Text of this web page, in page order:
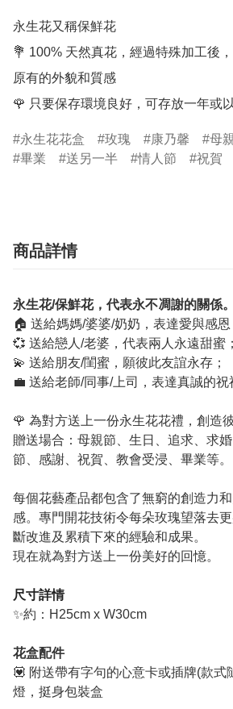
永生花又稱保鮮花
💐 100% 天然真花，經過特殊加工後
原有的外貌和質感
🌹 只要保存環境良好，可存放一年或
永生花花盒 玫瑰 康乃馨 母
畢業
送另一半 情人節 祝賀
商品詳情
永生花/保鮮花，代表永不凋謝的關係。
🏠 送給媽媽/婆婆/奶奶，表達愛與感恩
💞 送給戀人/老婆，代表兩人永遠甜蜜
💫 送給朋友/閨蜜，願彼此友誼永存；
💼 送給老師/同事/上司，表達真誠的祝
🌹 為對方送上一份永生花花禮，創造
贈送場合：母親節、生日、追求、求
節、感謝、祝賀、教會受浸、畢業等。
每個花藝產品都包含了無窮的創造力
感。專門開花技術令每朵玫瑰望落去
斷改進及累積下來的經驗和成果。
現在就為對方送上一份美好的回憶。
尺寸詳情
✨約：H25cm x W30cm
花盒配件
💟 附送帶有字句的心意卡或插牌(款式
燈，挺身包裝盒